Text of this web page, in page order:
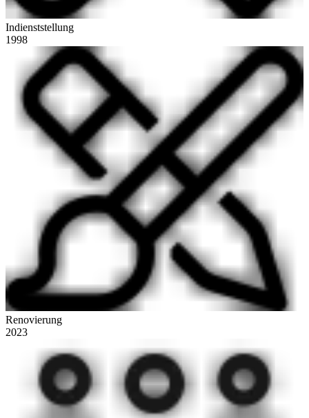
Indienststellung
1998
Renovierung
2023